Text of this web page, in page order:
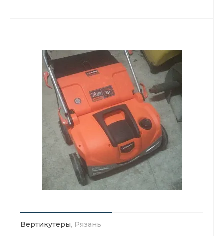
Вертикутеры, Рязань